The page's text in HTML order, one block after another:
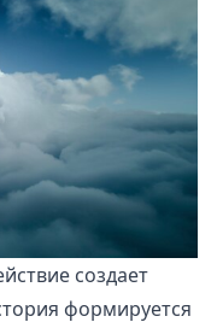
создает
формируется